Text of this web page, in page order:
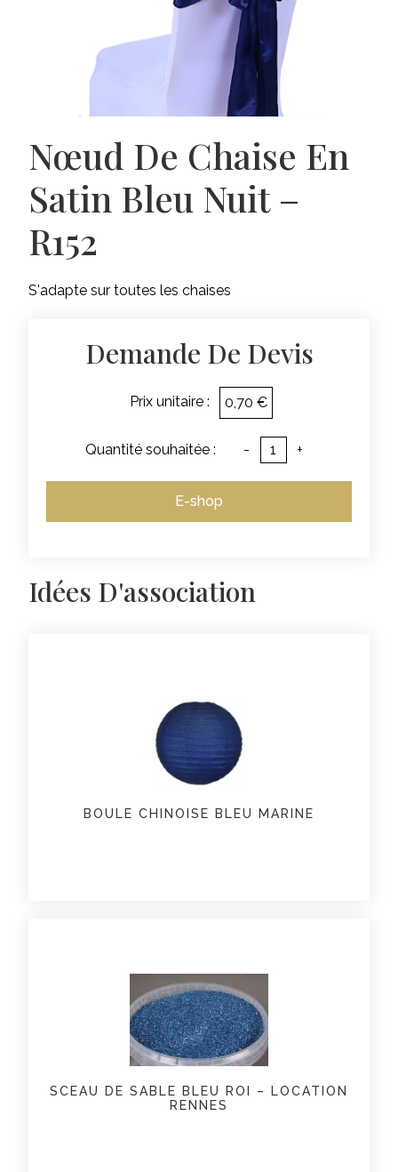
Nœud De Chaise En
Satin Bleu Nuit –
R152
S'adapte sur toutes les chaises
Demande De Devis
Prix unitaire : 0,70 €
Quantité souhaitée : - +
E-shop
Idées D'association
BOULE CHINOISE BLEU MARINE
SCEAU DE SABLE BLEU ROI – LOCATION
RENNES